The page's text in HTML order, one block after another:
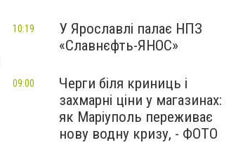
У Ярославлі палає НПЗ
«Славнєфть-ЯНОС»
10:19
Черги біля криниць і
захмарні ціни у магазинах:
як Маріуполь переживає
нову водну кризу, - ФОТО
09:00